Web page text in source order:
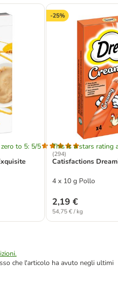
to 5: 5/5
-25%
This is a stars rating
(294)
Catisfactions
4 x 10 g Pollo
2,19 €
54,75 € / kg
che l'articolo ha avuto negli ultimi